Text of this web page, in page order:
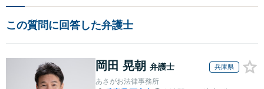
この質問に回答した弁護士
岡田 晃朝 弁護士 兵庫県
あさがお法律事務所